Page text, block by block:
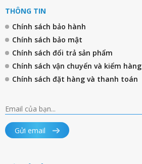
THÔNG TIN
Chính sách bảo hành
Chính sách bảo mật
Chính sách đổi trả sản phẩm
Chính sách vận chuyển và kiểm hàng
Chính sách đặt hàng và thanh toán
Gửi email